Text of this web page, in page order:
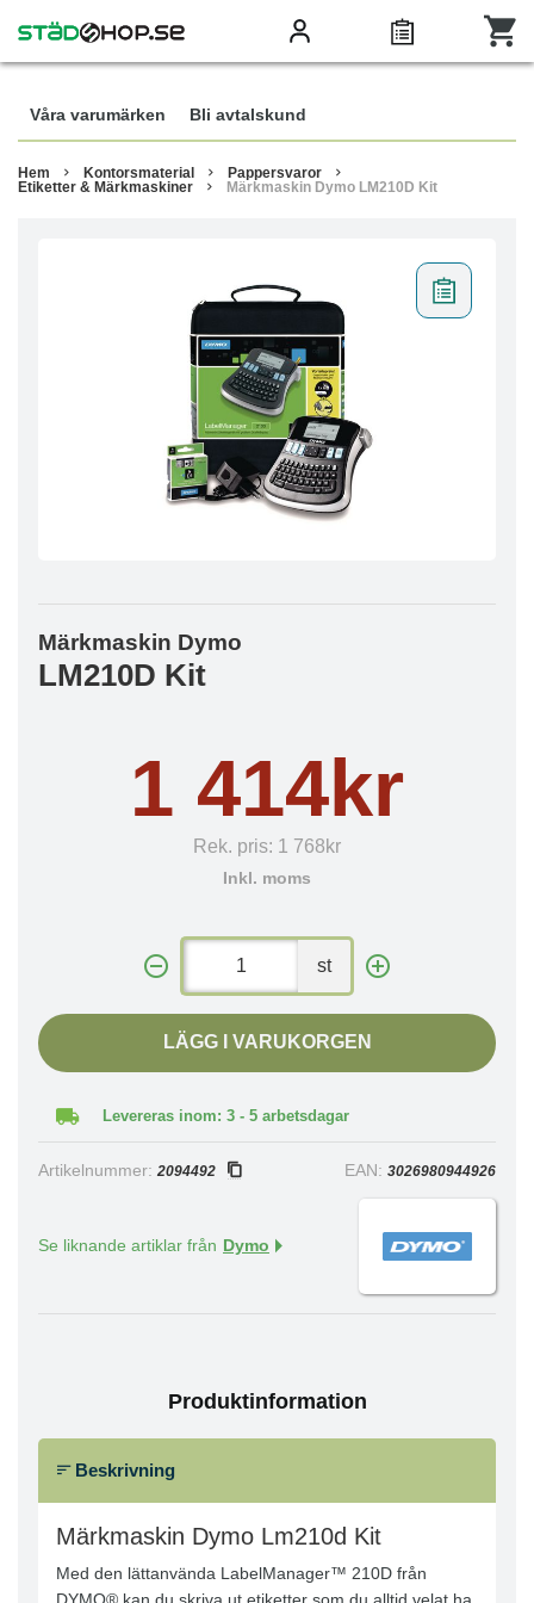
Våra varumärken Bli avtalskund
Hem Kontorsmaterial
Pappersvaror
Etiketter & Märkmaskiner
Märkmaskin Dymo LM210D Kit
Märkmaskin Dymo
LM210D Kit
1 414kr
Rek. pris: 1 768kr
Inkl. moms
st
LÄGG I VARUKORGEN
Levereras inom: 3 - 5 arbetsdagar
Artikelnummer: 2094492 EAN: 3026980944926
Se liknande artiklar från Dymo
Produktinformation
Beskrivning
Märkmaskin Dymo Lm210d Kit
Med den lättanvända LabelManager™ 210D från